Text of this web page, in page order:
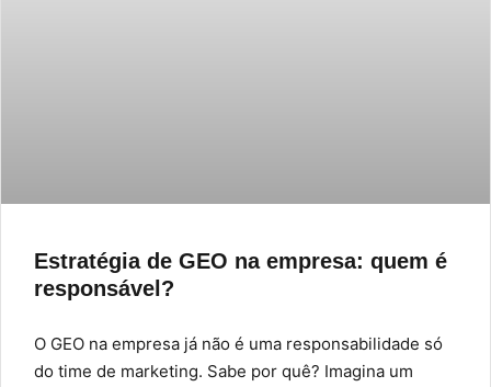
Estratégia de GEO na empresa: quem é
responsável?
O GEO na empresa já não é uma responsabilidade só
do time de marketing. Sabe por quê? Imagina um